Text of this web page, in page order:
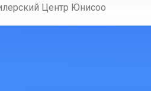
Центр Юнисоо